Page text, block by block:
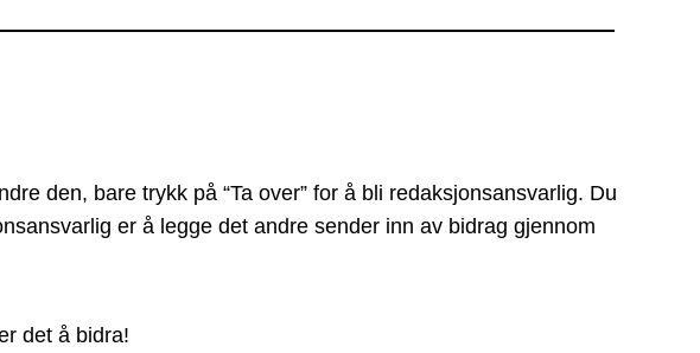
den, bare trykk på “Ta over” for å bli redaksjonsansvarlig. Du
er å legge det andre sender inn av bidrag gjennom
det å bidra!